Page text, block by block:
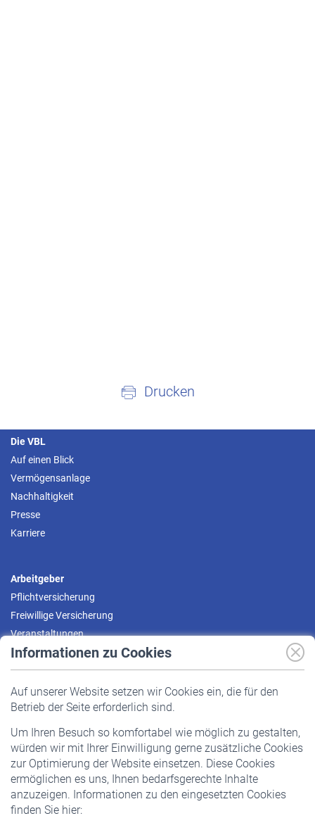
Informationen zu Cookies
Auf unserer Website setzen wir Cookies ein, die für den
Betrieb der Seite erforderlich sind.
Um Ihren Besuch so komfortabel wie möglich zu gestalten,
würden wir mit Ihrer Einwilligung gerne zusätzliche Cookies
zur Optimierung der Website einsetzen. Diese Cookies
ermöglichen es uns, Ihnen bedarfsgerechte Inhalte
anzuzeigen. Informationen zu den eingesetzten Cookies
finden Sie hier:
Drucken
Die VBL
Auf einen Blick
Vermögensanlage
Nachhaltigkeit
Presse
Karriere
Arbeitgeber
Pflichtversicherung
Freiwillige Versicherung
Veranstaltungen
Pflichtversicherung
Staatliche Förderung
Veranstaltungen
Rentner
Rentenbeginn